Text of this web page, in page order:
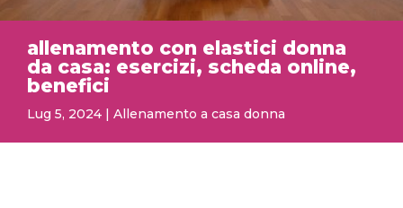
allenamento con elastici donna
da casa: esercizi, scheda online,
benefici
Lug 5, 2024 | Allenamento a casa donna